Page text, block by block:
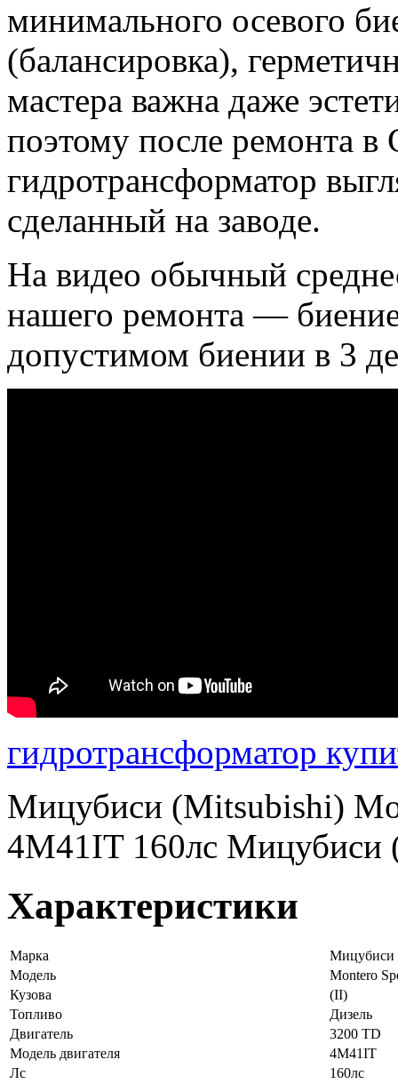
минимального осевого
(балансировка),
мастера важна даже
поэтому после ремонта в
гидротрансформатор
сделанный на заводе.
На видео обычный
нашего ремонта —
допустимом биении в 3
гидротрансформатор
Мицубиси (Mitsubishi)
4M41IT 160лс Мицубиси
Характеристики
Марка
Мицубиси
Модель
Montero
Кузова
(II)
Топливо
Дизель
Двигатель
3200 TD
Модель двигателя
4M41IT
Лс
160лс